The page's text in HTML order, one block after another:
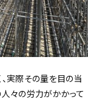
実際その量を目の当
々の労力がかかって